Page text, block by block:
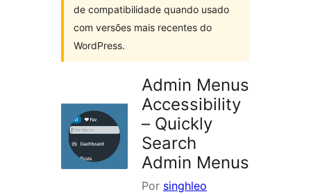
de compatibilidade quando usado
com versões mais recentes do
WordPress.
Admin Menus
Accessibility
– Quickly
Search
Admin Menus
Por singhleo